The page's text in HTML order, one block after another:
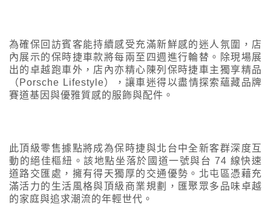
為確保回訪賓客能持續感受充滿新鮮感的迷人氛圍，店
內展示的保時捷車款將每兩至四週進行輪替。除現場展
出的卓越跑車外，店內亦精心陳列保時捷車主獨享精品
（Porsche Lifestyle），讓車迷得以盡情探索蘊藏品牌
賽道基因與優雅質感的服飾與配件。
此頂級零售據點將成為保時捷與北台中全新客群深度互
動的絕佳樞紐。該地點坐落於國道一號與台 74 線快速
道路交匯處，擁有得天獨厚的交通優勢。北屯區憑藉充
滿活力的生活風格與頂級商業規劃，匯聚眾多品味卓越
的家庭與追求潮流的年輕世代。